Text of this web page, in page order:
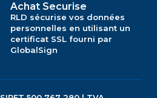
Achat Securise
RLD sécurise vos données
personnelles en utilisant un
certificat SSL fourni par
GlobalSign